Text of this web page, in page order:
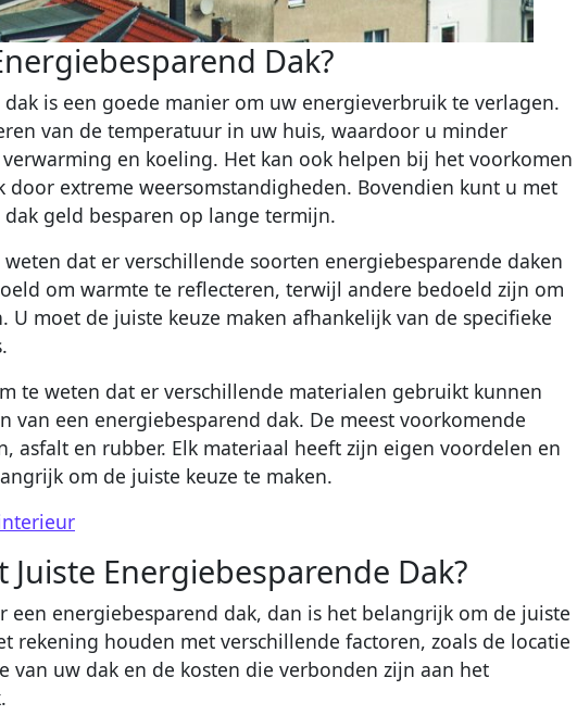
Dak?
is een goede manier om uw energieverbruik te verlagen.
van de temperatuur in uw huis, waardoor u minder
en koeling. Het kan ook helpen bij het voorkomen
door extreme weersomstandigheden. Bovendien kunt u met
geld besparen op lange termijn.
dat er verschillende soorten energiebesparende daken
om warmte te reflecteren, terwijl andere bedoeld zijn om
U moet de juiste keuze maken afhankelijk van de specifieke
te weten dat er verschillende materialen gebruikt kunnen
van een energiebesparend dak. De meest voorkomende
asfalt en rubber. Elk materiaal heeft zijn eigen voordelen en
om de juiste keuze te maken.
Juiste Energiebesparende Dak?
een energiebesparend dak, dan is het belangrijk om de juiste
rekening houden met verschillende factoren, zoals de locatie
van uw dak en de kosten die verbonden zijn aan het